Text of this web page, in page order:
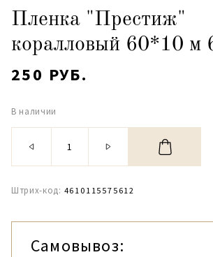
Пленка "Престиж"
коралловый 60*10 м
250 РУБ.
В наличии
Штрих-код: 4610115575612
Самовывоз: